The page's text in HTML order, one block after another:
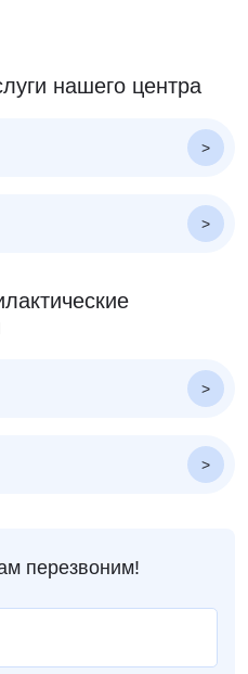
нашего центра
перезвоним!